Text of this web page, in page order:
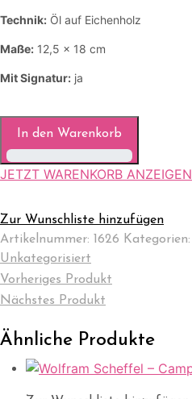
Technik: Öl auf Eichenholz
Maße: 12,5 x 18 cm
Mit Signatur: ja
In den Warenkorb
JETZT WARENKORB ANZEIGEN
Zur Wunschliste hinzufügen
Artikelnummer:
1626 Kategorien:
Unkategorisiert
Vorheriges Produkt
Nächstes Produkt
Ähnliche Produkte